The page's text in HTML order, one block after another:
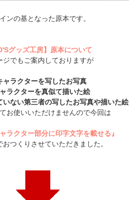
ンの基となった原本です。
グッズ工房】原本について
ジでもご案内しておりますが
ラクターを写したお写真
ラクターを真似て描いた絵
ない第三者の写したお写真や描いた絵
お使いいただけませんので今回は
ラクター部分に印字文字を載せる』
つくりさせていただきました。